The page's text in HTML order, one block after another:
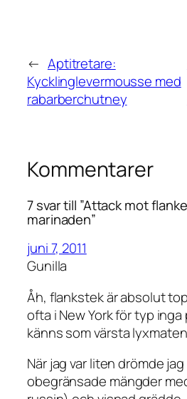
← Aptitretare:
Kycklinglevermousse med
rabarberchutney
Kommentarer
7 svar till ”Attack mot
marinaden”
juni 7, 2011
Gunilla
Åh, flankstek är absolut
ofta i New York för typ
känns som värsta
När jag var liten drömde
obegränsade mängder